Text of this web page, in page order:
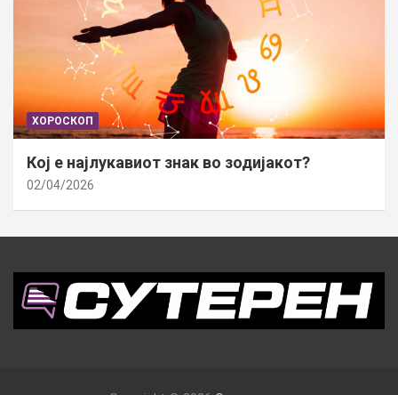
ХОРОСКОП
Кој е најлукавиот знак во зодијакот?
02/04/2026